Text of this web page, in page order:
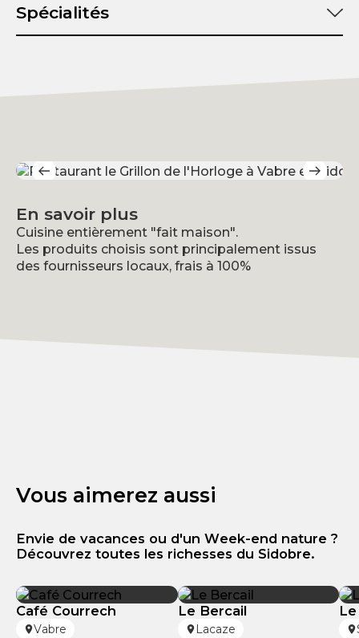
Spécialités
En savoir plus
Cuisine entièrement "fait maison".
Les produits choisis sont principalement issus
des fournisseurs locaux, frais à 100%
Vous aimerez aussi
Envie de vacances ou d'un Week-end nature ?
Découvrez toutes les richesses du Sidobre.
Café Courrech
Vabre
Le Bercail
Lacaze